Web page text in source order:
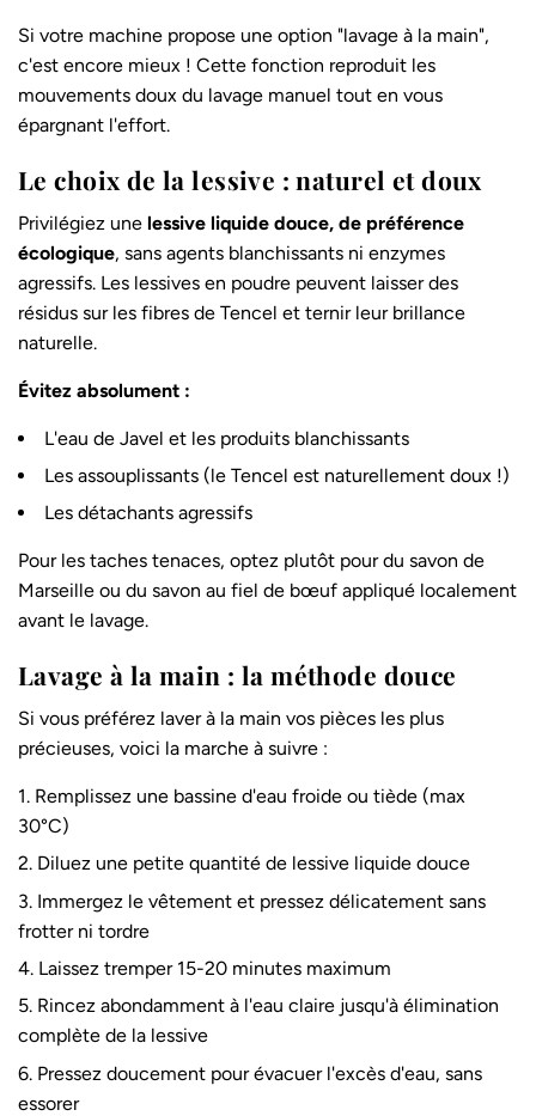
Si votre machine propose une option "lavage à la main",
c'est encore mieux ! Cette fonction reproduit les
mouvements doux du lavage manuel tout en vous
épargnant l'effort.
Le choix de la lessive : naturel et doux
Privilégiez une lessive liquide douce, de préférence
écologique, sans agents blanchissants ni enzymes
agressifs. Les lessives en poudre peuvent laisser des
résidus sur les fibres de Tencel et ternir leur brillance
naturelle.
Évitez absolument :
L'eau de Javel et les produits blanchissants
Les assouplissants (le Tencel est naturellement doux !)
Les détachants agressifs
Pour les taches tenaces, optez plutôt pour du savon de
Marseille ou du savon au fiel de bœuf appliqué localement
avant le lavage.
Lavage à la main : la méthode douce
Si vous préférez laver à la main vos pièces les plus
précieuses, voici la marche à suivre :
Remplissez une bassine d'eau froide ou tiède (max
30°C)
Diluez une petite quantité de lessive liquide douce
Immergez le vêtement et pressez délicatement sans
frotter ni tordre
Laissez tremper 15-20 minutes maximum
Rincez abondamment à l'eau claire jusqu'à élimination
complète de la lessive
Pressez doucement pour évacuer l'excès d'eau, sans
essorer